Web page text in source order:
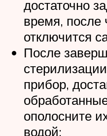
достаточно
время, после
отключится
После
прибор,
ополосните
водой;